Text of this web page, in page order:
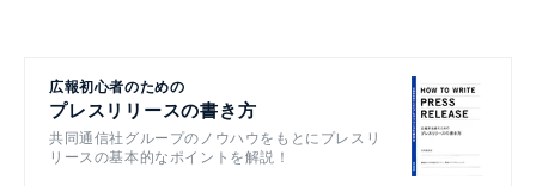
広報初心者のための
プレスリリースの書き方
共同通信社グループのノウハウをもとにプレスリ
リースの基本的なポイントを解説！